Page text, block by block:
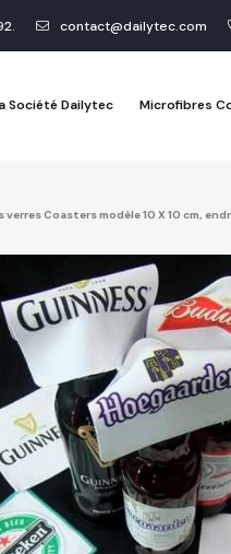
contact@dailytec.com
Société Dailytec Microfibres
verres Coasters modèle 10 X 10 cm,